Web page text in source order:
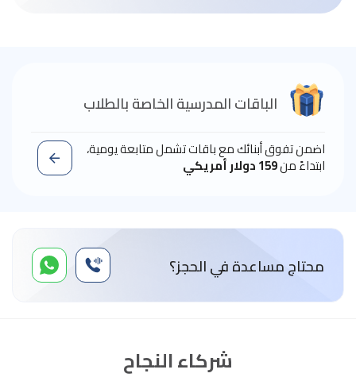
الباقات المدرسية الخاصة بالطلاب
اضمن تفوق أبنائك مع باقات تشمل متابعة يومية،
ابتداءً من159 دولار أمريكي
محتاج مساعدة في الحجز؟
شركاء النجاح